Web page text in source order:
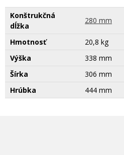
Konštrukčná
dĺžka
280 mm
Hmotnosť
20,8 kg
Výška
338 mm
Šírka
306 mm
Hrúbka
444 mm